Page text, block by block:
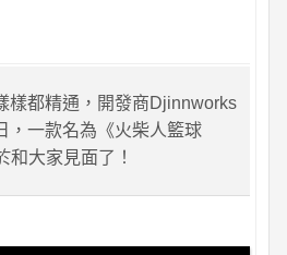
樣都精通，開發商Djinnworks
，一款名為《火柴人籃球
和大家見面了！